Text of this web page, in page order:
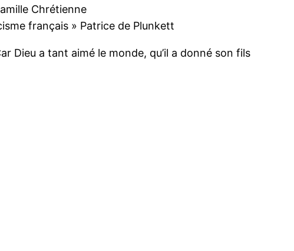
Chrétienne
français » Patrice de Plunkett
Dieu a tant aimé le monde, qu’il a donné son fils